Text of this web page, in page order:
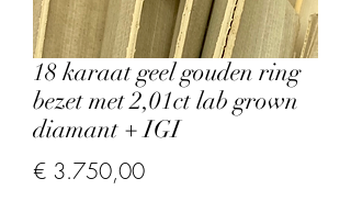
18 karaat geel gouden ring
bezet met 2,01ct lab grown
diamant + IGI
€ 3.750,00Prijs